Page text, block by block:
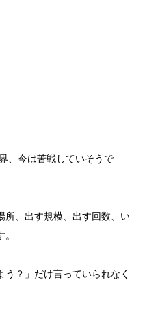
、今は苦戦していそうで
所、出す規模、出す回数、い
う？」だけ言っていられなく